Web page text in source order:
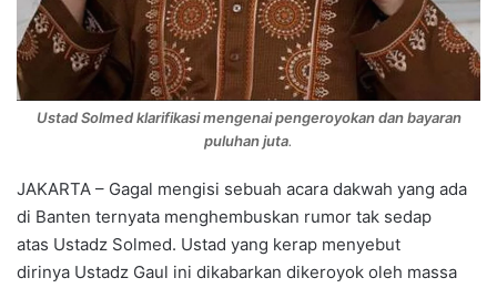
Ustad Solmed klarifikasi mengenai pengeroyokan dan bayaran
puluhan juta.
JAKARTA – Gagal mengisi sebuah acara dakwah yang ada
di Banten ternyata menghembuskan rumor tak sedap
atas Ustadz Solmed. Ustad yang kerap menyebut
dirinya Ustadz Gaul ini dikabarkan dikeroyok oleh massa